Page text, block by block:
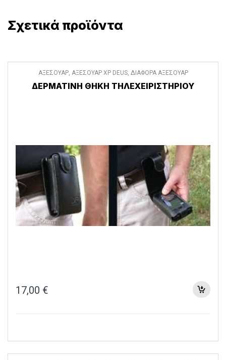
Σχετικά προϊόντα
ΑΞΕΣΟΥΑΡ, ΑΞΕΣΟΥΑΡ XP DEUS, ΔΙΑΦΟΡΑ ΑΞΕΣΟΥΑΡ
ΔΕΡΜΑΤΙΝΗ ΘΗΚΗ ΤΗΛΕΧΕΙΡΙΣΤΗΡΙΟΥ
17,00 €